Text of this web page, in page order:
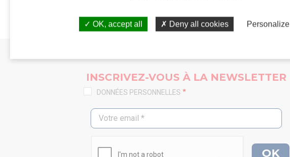
INSCRIVEZ-VOUS À LA NEWSLETTER
DONNÉES PERSONNELLES
OK, accept all Deny all cookies Personalize